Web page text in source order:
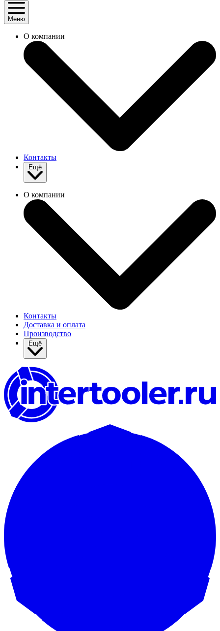
Меню
О компании
Контакты
О компании
Контакты
Доставка и оплата
Производство